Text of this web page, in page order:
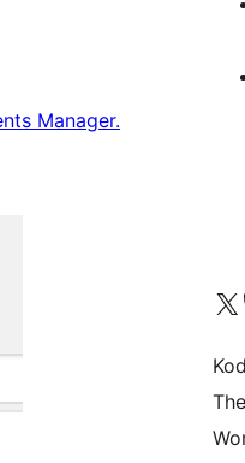
Manager.
X (eski